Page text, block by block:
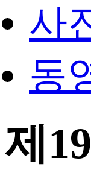
사
동
제